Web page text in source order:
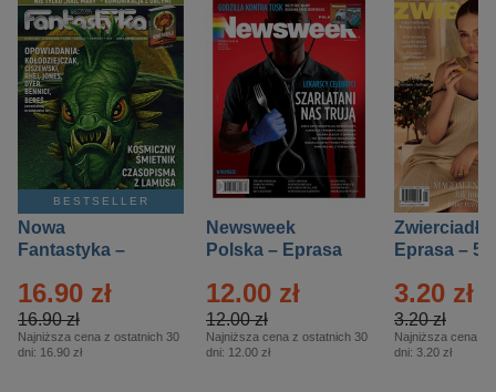
BESTSELLER
Nowa
Fantastyka –
16.90 zł
16.90 zł
Najniższa cena z ostatnich 30
dni: 16.90 zł
Newsweek
Polska – Eprasa
12.00 zł
12.00 zł
Najniższa cena z ostatnich 30
dni: 12.00 zł
Zwierciadło
Eprasa – 5/
3.20 zł
3.20 zł
Najniższa cena z
dni: 3.20 zł